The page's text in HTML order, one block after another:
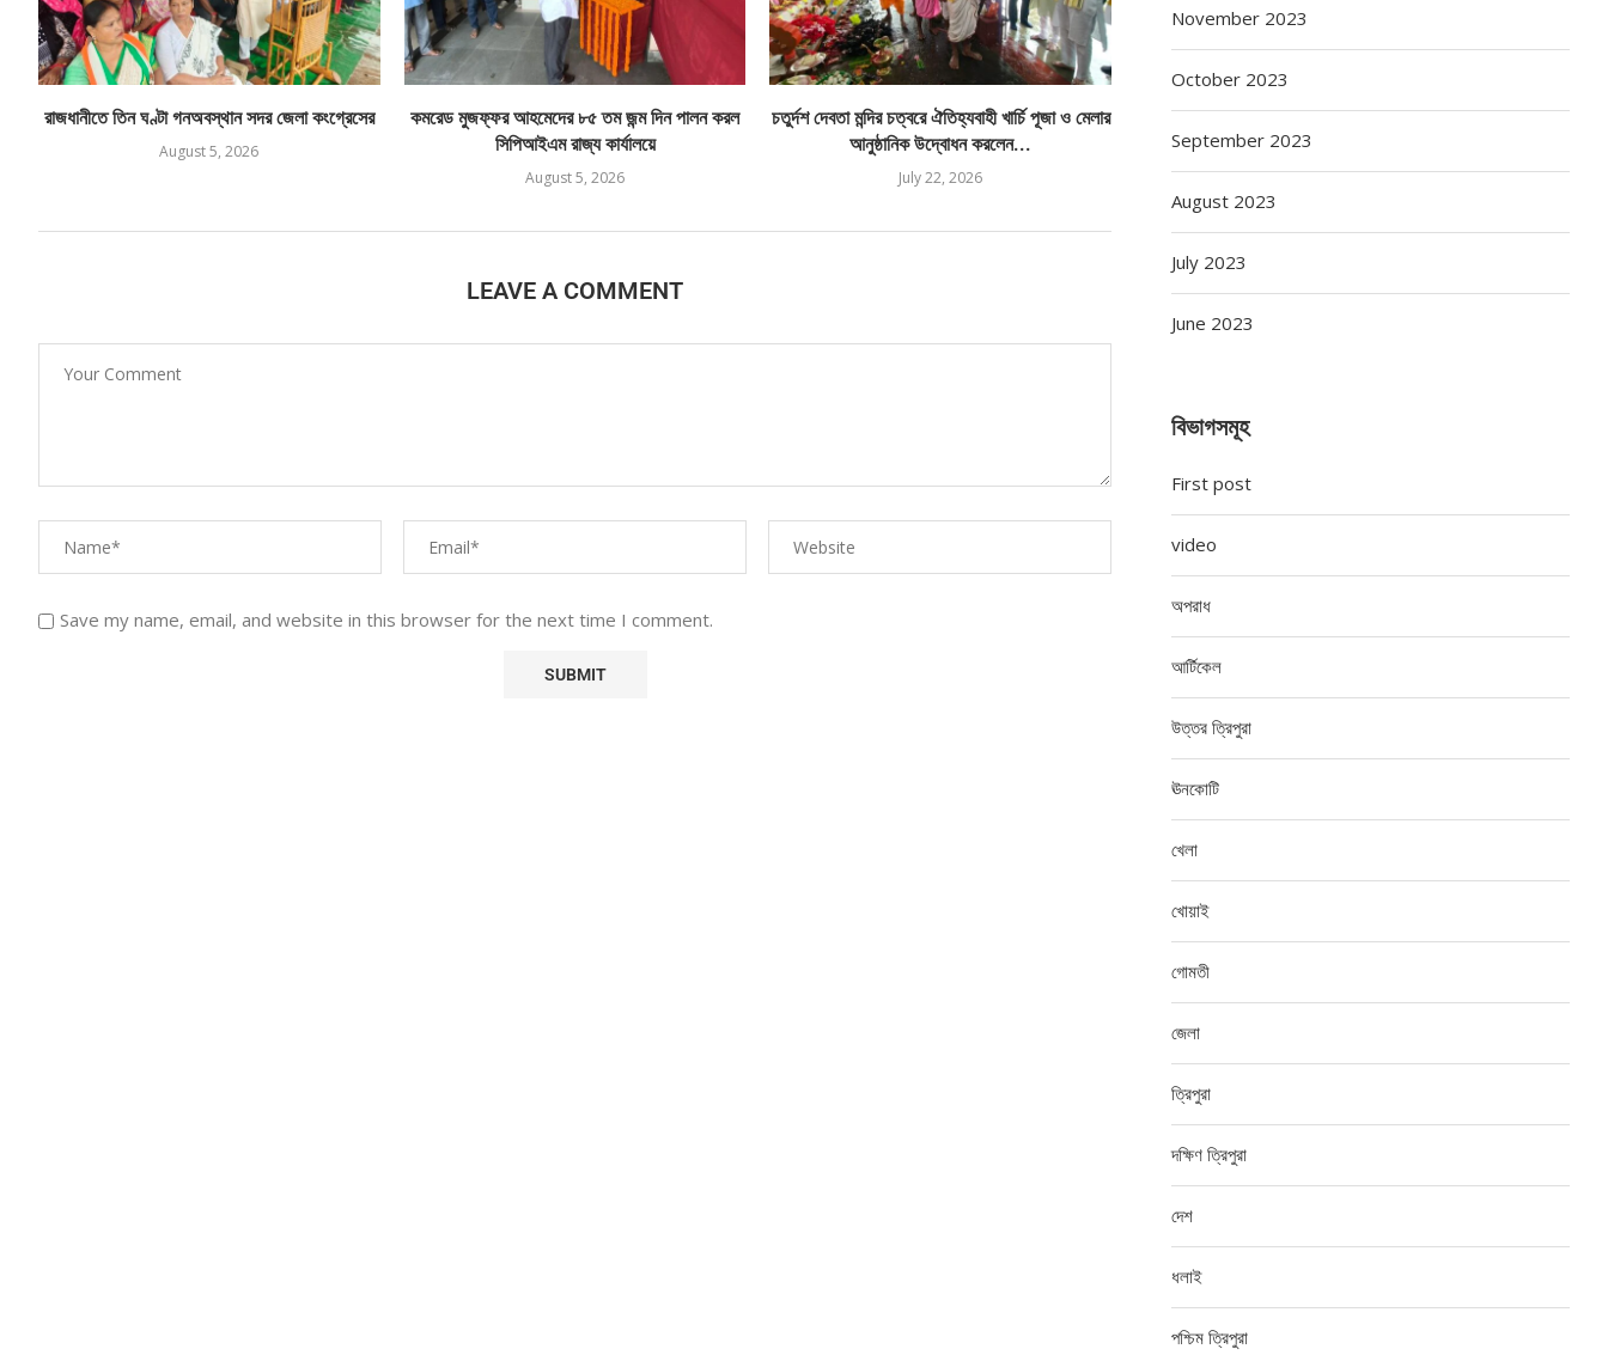
রাজধানীতে তিন ঘণ্টা গনঅবস্থান সদর জেলা কংগ্রেসের
August 5, 2026
কমরেড মুজফ্ফর আহমেদের ৮৫ তম জন্ম দিন পালন করল
সিপিআইএম রাজ্য কার্যালয়ে
August 5, 2026
চতুর্দশ দেবতা মন্দির চত্বরে ঐতিহ্যবাহী খার্চি পূজা ও মেলার
আনুষ্ঠানিক উদ্বোধন করলেন...
July 22, 2026
LEAVE A COMMENT
Save my name, email, and website in this browser for the next time I comment.
November 2023
October 2023
September 2023
August 2023
July 2023
June 2023
বিভাগসমূহ
First post
video
অপরাধ
আর্টিকেল
উত্তর ত্রিপুরা
ঊনকোটি
খেলা
খোয়াই
গোমতী
জেলা
ত্রিপুরা
দক্ষিণ ত্রিপুরা
দেশ
ধলাই
পশ্চিম ত্রিপুরা